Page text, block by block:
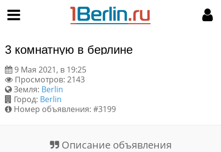
Поиск
Пользовательское соглашение
Правила доски объявлений
МОЙ АККАУНТ
Мои объявления
3 комнатную в берлине
9 Мая 2021, в 19:25
Просмотров: 2143
Земля: Berlin
Город: Berlin
Номер объявления: #3199
Описание объявления